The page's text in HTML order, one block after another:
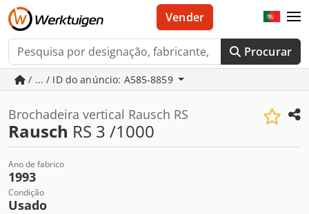
Procurar
Vender
/ ... / ID do anúncio: A585-8859
Brochadeira vertical Rausch RS
Rausch RS 3 /1000
Ano de fabrico
1993
Condição
Usado